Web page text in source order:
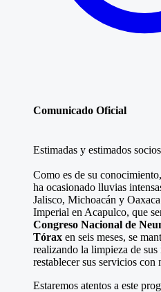
Comunicado Oficial
Estimadas y estimados
Como es de su
ha ocasionado lluvias
Jalisco, Michoacán y
Imperial en Acapulco, que
Congreso Nacional de
Tórax en seis meses, se
realizando la limpieza de
restablecer sus servicios con
Estaremos atentos a este